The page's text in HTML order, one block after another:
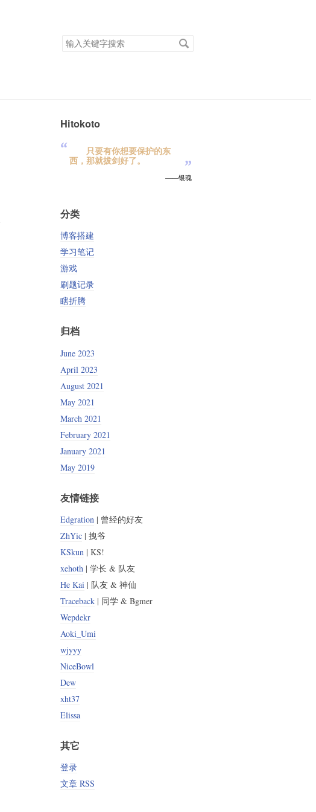
搜
索
Hitokoto
“ 只要有你想要保护的东
西，那就拔剑好了。 ”
——银魂
分类
博客搭建
学习笔记
游戏
刷题记录
瞎折腾
归档
June 2023
April 2023
August 2021
May 2021
March 2021
February 2021
January 2021
May 2019
友情链接
Edgration| 曾经的好友
ZhYic| 拽爷
KSkun| KS!
xehoth| 学长 & 队友
He Kai| 队友 & 神仙
Traceback| 同学 & Bgmer
Wepdekr
Aoki_Umi
wjyyy
NiceBowl
Dew
xht37
Elissa
其它
登录
文章 RSS